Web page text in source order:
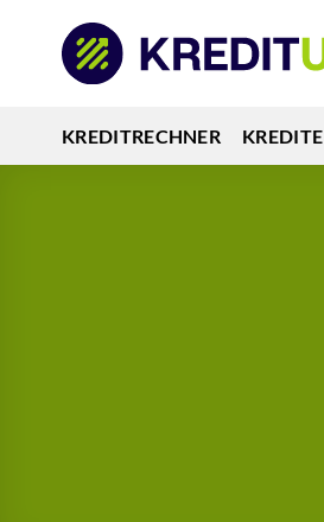
springen
KREDITRECHNER KREDITE